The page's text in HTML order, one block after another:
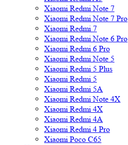
Xiaomi Redmi Note 7
Xiaomi Redmi Note 7 Pro
Xiaomi Redmi 7
Xiaomi Redmi Note 6 Pro
Xiaomi Redmi 6 Pro
Xiaomi Redmi Note 5
Xiaomi Redmi 5 Plus
Xiaomi Redmi 5
Xiaomi Redmi 5A
Xiaomi Redmi Note 4X
Xiaomi Redmi 4X
Xiaomi Redmi 4A
Xiaomi Redmi 4 Pro
Xiaomi Poco C65